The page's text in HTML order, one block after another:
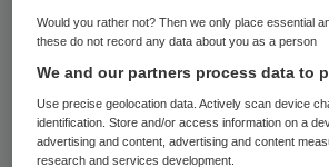
Acroniem
Een meer fundamentele
SMART-principe zelf: hoe
toepasbaar is het? Vaak
Would you rather not? Then we only place essential
these do not record any data about you as a person
We and our partners process data to
Use precise geolocation data. Actively scan device
identification. Store and/or access information on a
advertising and content, advertising and content
research and services development.